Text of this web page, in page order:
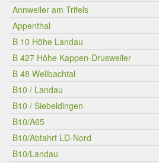
Annweiler am Trifels
Appenthal
B 10 Höhe Landau
B 427 Höhe Kappen-Drusweiler
B 48 Wellbachtal
B10 / Landau
B10 / Siebeldingen
B10/A65
B10/Abfahrt LD-Nord
B10/Landau